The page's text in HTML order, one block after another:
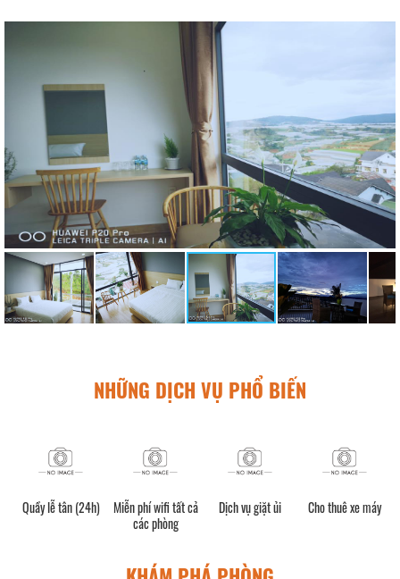
NHỮNG DỊCH VỤ PHỔ BIẾN
Quầy lễ tân (24h)
Miễn phí wifi tất cả
các phòng
Dịch vụ giặt ủi Cho thuê xe máy